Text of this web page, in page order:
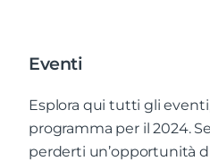
Eventi
Esplora qui tutti gli
programma per il 2024.
perderti un’opportunità